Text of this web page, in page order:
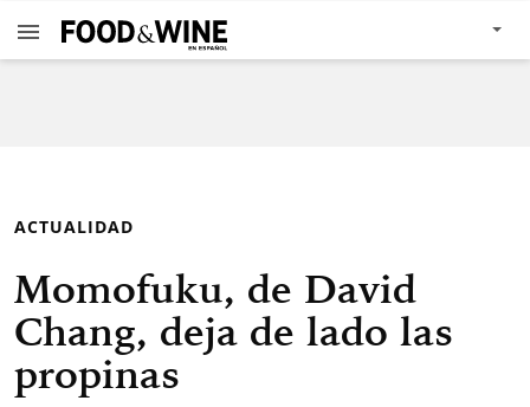
ACTUALIDAD
Momofuku, de David
Chang, deja de lado las
propinas